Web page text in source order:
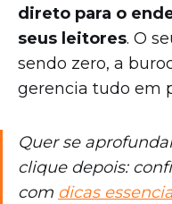
direto para o
seus leitores. O
sendo zero, a
gerencia tudo em
Quer se
clique depois:
com dicas